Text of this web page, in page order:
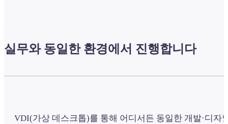
실무와 동일한 환경에서 진행합니다
VDI(가상 데스크톱)를 통해 어디서든 동일한 개발·디자